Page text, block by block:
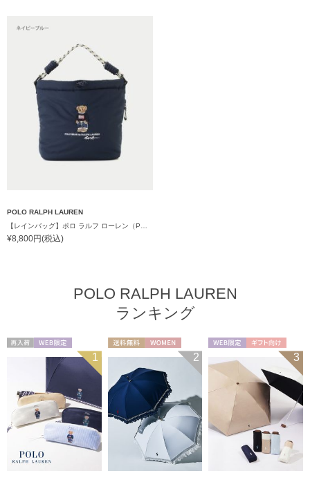
POLO RALPH LAUREN
【レインバッグ】ポロ ラルフ ローレン（POLO RALPH LAUREN）ワンポイントベア刺繍ショルダーレインバッグ
¥8,800円(税込)
POLO RALPH LAUREN
ランキング
1 2
ギフト向け
UNISEX
3